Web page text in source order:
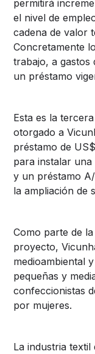
permitirá
el nivel de
cadena de valor
Concretamente
trabajo, a gastos
un préstamo
Esta es la
otorgado a
préstamo de
para instalar
y un préstamo
la ampliación de
Como parte de
proyecto,
medioambiental
pequeñas y
confeccionistas
por mujeres.
La industria textil